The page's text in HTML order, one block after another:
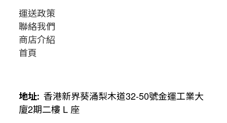
運送政策
聯絡我們
商店介紹
首頁
地址: 香港新界葵涌梨木道32-50號金運工業大
廈2期二樓 L 座